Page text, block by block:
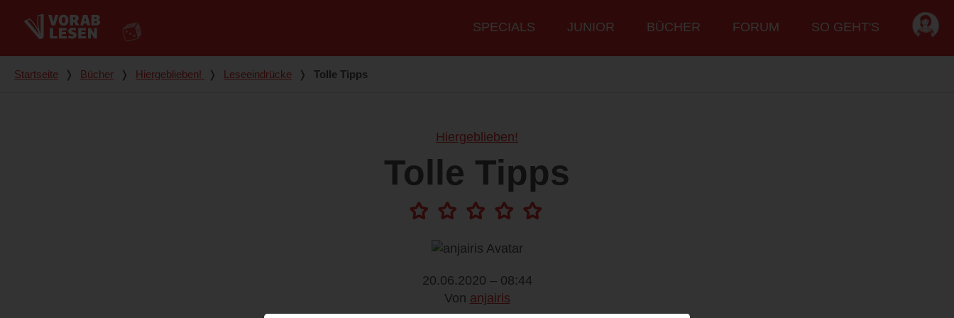
Hauptmenü
SPECIALS JUNIOR BÜCHER FORUM SO GEHT'S
Du bist hier
Startseite ❭ Bücher ❭ Hiergeblieben! ❭ Leseeindrücke ❭ Tolle Tipps
Hiergeblieben!
Tolle Tipps
20.06.2020 – 08:44
Von anjairis